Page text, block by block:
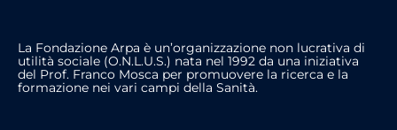
La Fondazione Arpa è un’organizzazione non lucrativa di
utilità sociale (O.N.L.U.S.) nata nel 1992 da una iniziativa
del Prof. Franco Mosca per promuovere la ricerca e la
formazione nei vari campi della Sanità.